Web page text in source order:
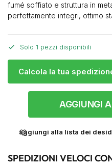
fumé soffiato e struttura in
perfettamente integri, ottimo
Solo 1 pezzi disponibili
Calcola la tua
AGGIUNGI
aggiungi alla lista dei
SPEDIZIONI VELOCI